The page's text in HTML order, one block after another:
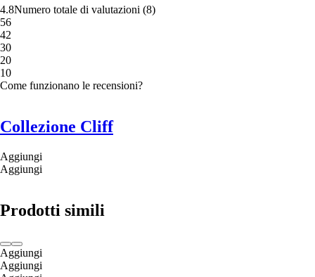
4.8Numero totale di valutazioni (8)
56
42
30
20
10
Come funzionano le recensioni?
Collezione Cliff
Aggiungi
Aggiungi
Prodotti simili
Aggiungi
Aggiungi